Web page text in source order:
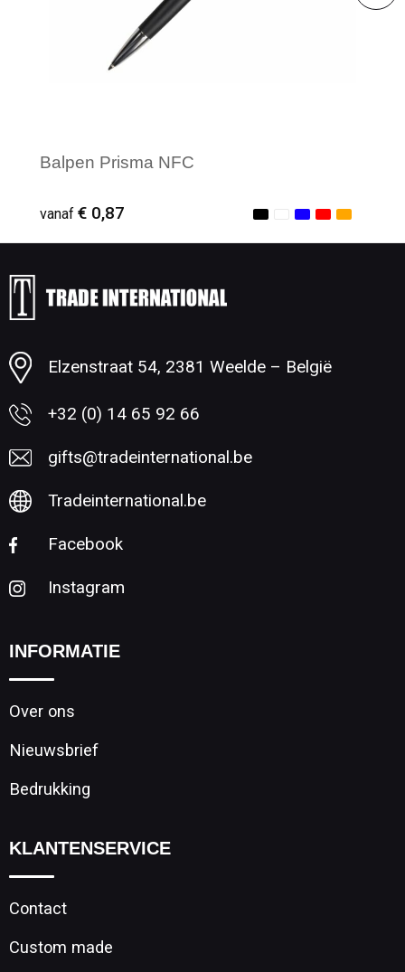
Balpen Prisma NFC
vanaf € 0,87
Minimale afname: 1
Elzenstraat 54, 2381 Weelde – België
+32 (0) 14 65 92 66
gifts@tradeinternational.be
Tradeinternational.be
Facebook
Instagram
INFORMATIE
Over ons
Nieuwsbrief
Bedrukking
KLANTENSERVICE
Contact
Custom made